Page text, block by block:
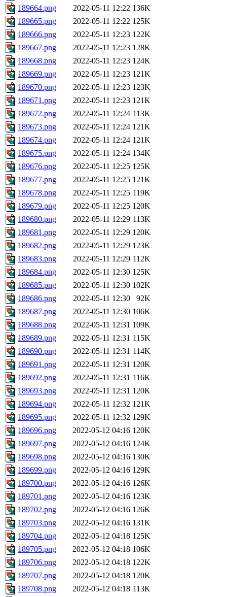
189664.png
2022-05-11 12:22 136K
189665.png
2022-05-11 12:22 125K
189666.png
2022-05-11 12:23 122K
189667.png
2022-05-11 12:23 128K
189668.png
2022-05-11 12:23 124K
189669.png
2022-05-11 12:23 121K
189670.png
2022-05-11 12:23 123K
189671.png
2022-05-11 12:23 121K
189672.png
2022-05-11 12:24 113K
189673.png
2022-05-11 12:24 121K
189674.png
2022-05-11 12:24 121K
189675.png
2022-05-11 12:24 134K
189676.png
2022-05-11 12:25 125K
189677.png
2022-05-11 12:25 121K
189678.png
2022-05-11 12:25 119K
189679.png
2022-05-11 12:25 120K
189680.png
2022-05-11 12:29 113K
189681.png
2022-05-11 12:29 120K
189682.png
2022-05-11 12:29 123K
189683.png
2022-05-11 12:29 112K
189684.png
2022-05-11 12:30 125K
189685.png
2022-05-11 12:30 102K
189686.png
2022-05-11 12:30
92K
189687.png
2022-05-11 12:30 106K
189688.png
2022-05-11 12:31 109K
189689.png
2022-05-11 12:31 115K
189690.png
2022-05-11 12:31 114K
189691.png
2022-05-11 12:31 120K
189692.png
2022-05-11 12:31 116K
189693.png
2022-05-11 12:31 120K
189694.png
2022-05-11 12:32 121K
189695.png
2022-05-11 12:32 129K
189696.png
2022-05-12 04:16 120K
189697.png
2022-05-12 04:16 124K
189698.png
2022-05-12 04:16 130K
189699.png
2022-05-12 04:16 129K
189700.png
2022-05-12 04:16 126K
189701.png
2022-05-12 04:16 123K
189702.png
2022-05-12 04:16 126K
189703.png
2022-05-12 04:16 131K
189704.png
2022-05-12 04:18 125K
189705.png
2022-05-12 04:18 106K
189706.png
2022-05-12 04:18 122K
189707.png
2022-05-12 04:18 120K
189708.png
2022-05-12 04:18 113K